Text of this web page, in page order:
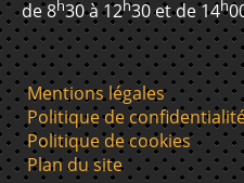
de 8h30 à 12h30 et de 14h
Mentions légales
Politique de
Politique de cookies
Plan du site